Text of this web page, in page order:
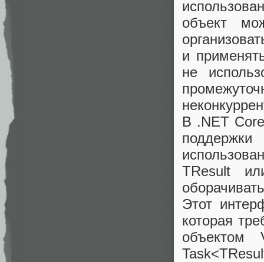
объект
и
не
В .NET
TResult
Этот
которая
объектом